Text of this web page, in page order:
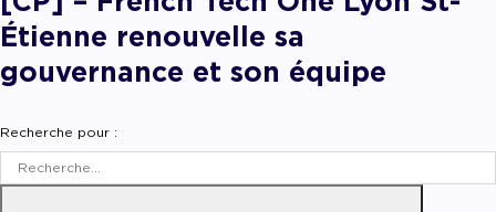
Étienne renouvelle sa
gouvernance et son équipe
Recherche pour :